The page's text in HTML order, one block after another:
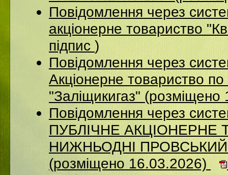
Повідомлення через
акціонерне товариство
підпис )
Повідомлення через
Акціонерне товариство по
"Заліщикигаз"
Повідомлення через
ПУБЛІЧНЕ АКЦІОНЕРНЕ
НИЖНЬОДНІ
(розміщено 16.03.2026)